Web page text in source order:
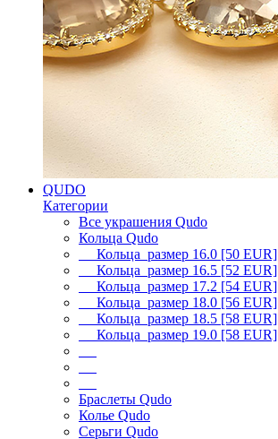
QUDO
Категории
Все украшения Qudo
Кольца Qudo
Кольца размер 16.0 [50 EUR]
Кольца размер 16.5 [52 EUR]
Кольца размер 17.2 [54 EUR]
Кольца размер 18.0 [56 EUR]
Кольца размер 18.5 [58 EUR]
Кольца размер 19.0 [58 EUR]
Браслеты Qudo
Колье Qudo
Серьги Qudo